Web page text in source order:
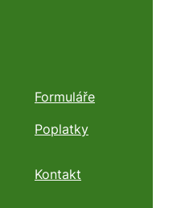
Formuláře
Poplatky
Kontakt